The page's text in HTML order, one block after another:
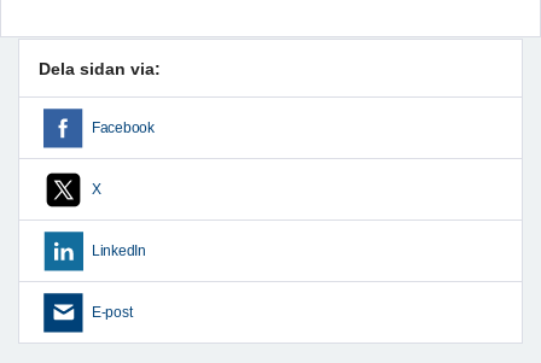
Dela sidan via:
Facebook
X
LinkedIn
E-post